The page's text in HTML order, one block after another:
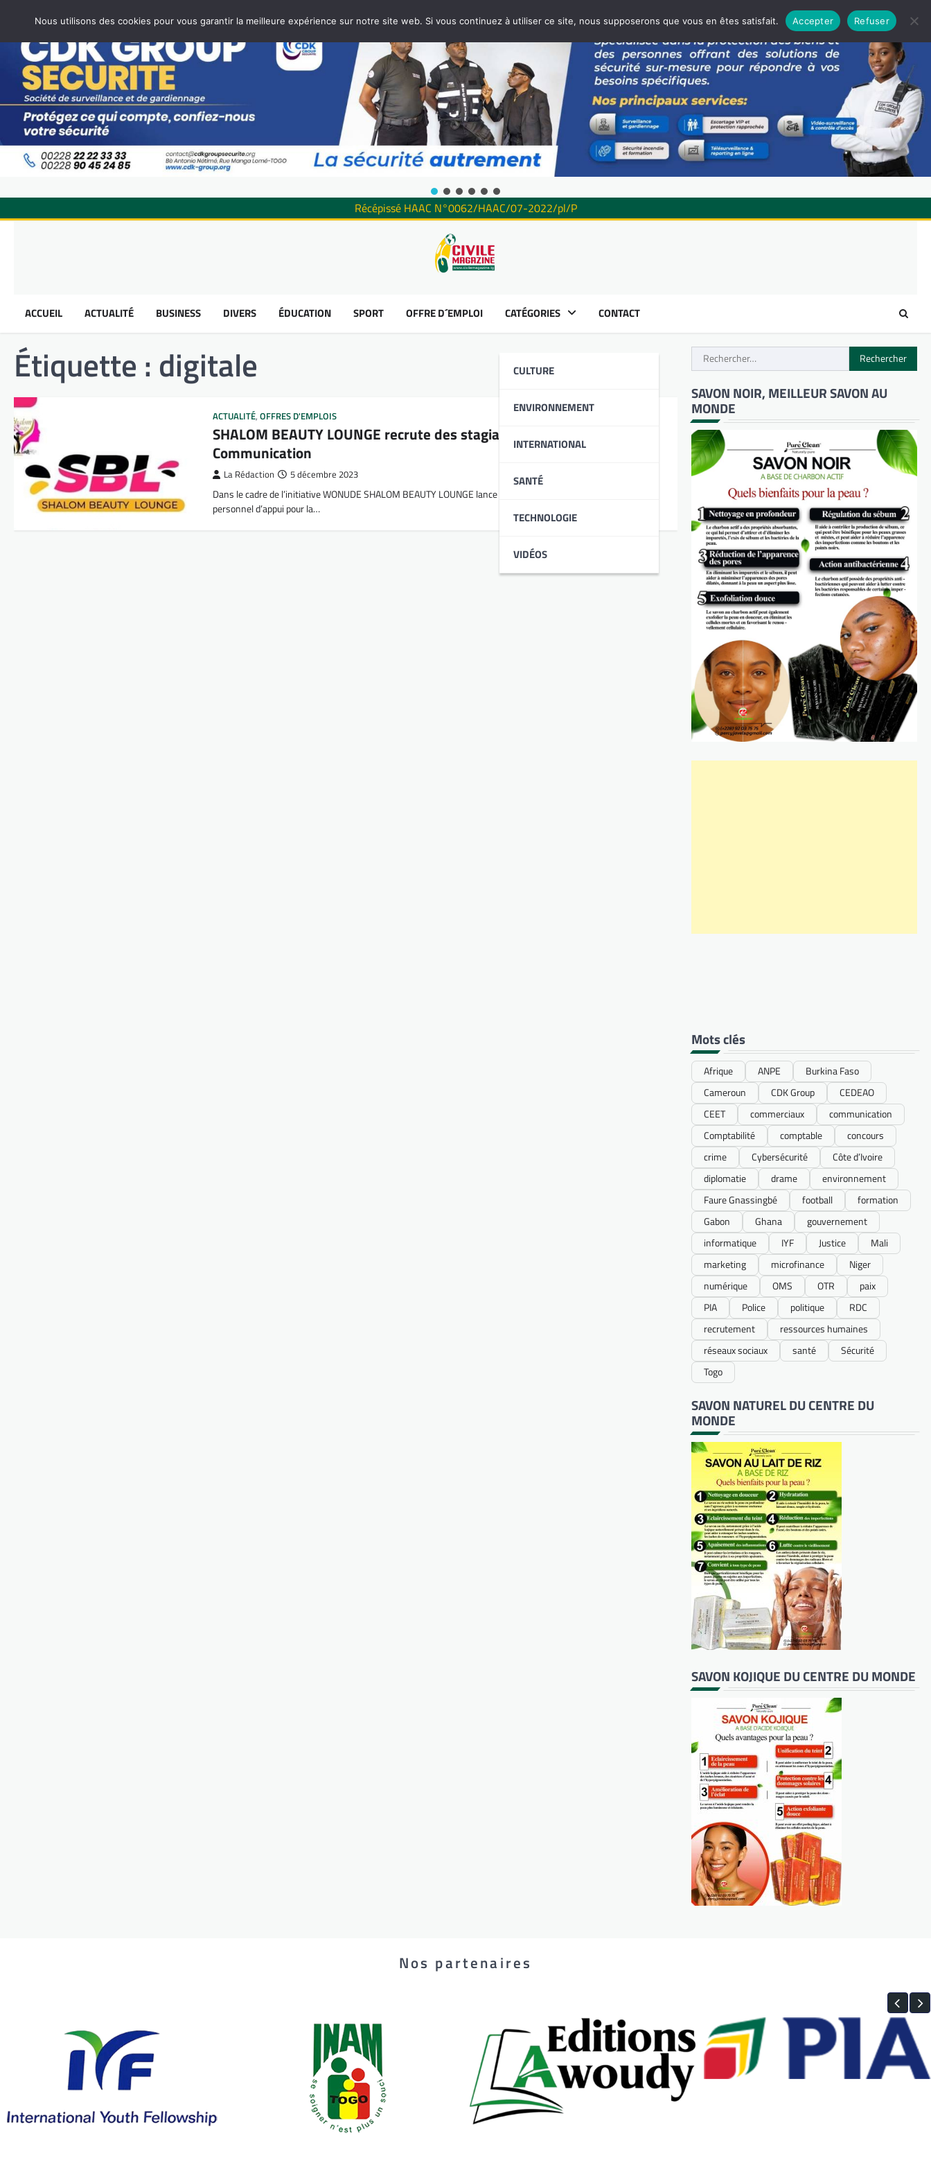
Récépissé HAAC N°0062/HAAC/07-2022/pl/P
ACCUEIL ACTUALITÉ BUSINESS DIVERS ÉDUCATION SPORT OFFRE D´EMPLOI CATÉGORIES
CULTURE
ENVIRONNEMENT
INTERNATIONAL
SANTÉ
TECHNOLOGIE
VIDÉOS
CONTACT
Étiquette : digitale
ACTUALITÉ,OFFRES D'EMPLOIS
SHALOM BEAUTY LOUNGE recrute des stagiaires Chargée de
Communication
La Rédaction 5 décembre 2023
Dans le cadre de l’initiative WONUDE SHALOM BEAUTY LOUNGE lance une vague de recrutement de
personnel d’appui pour la…
Rechercher :
SAVON NOIR, MEILLEUR SAVON AU
MONDE
Mots clés
Afrique ANPE
Burkina Faso
Cameroun
CDK Group
CEDEAO
CEET
commerciaux
communication
Comptabilité
comptable
concours
crime
Cybersécurité
Côte d’Ivoire
diplomatie
drame
environnement
Faure Gnassingbé
football
formation
Gabon
Ghana
gouvernement
informatique
IYF Justice
Mali
marketing
microfinance
Niger
numérique
OMS OTR
paix
PIA
Police politique
RDC
recrutement
ressources humaines
réseaux sociaux
santé
Sécurité
Togo
SAVON NATUREL DU CENTRE DU
MONDE
SAVON KOJIQUE DU CENTRE DU MONDE
Nos partenaires
Nous utilisons des cookies pour vous garantir la meilleure expérience sur notre site web. Si vous continuez à utiliser ce site, nous supposerons que vous en êtes satisfait. Accepter Refuser